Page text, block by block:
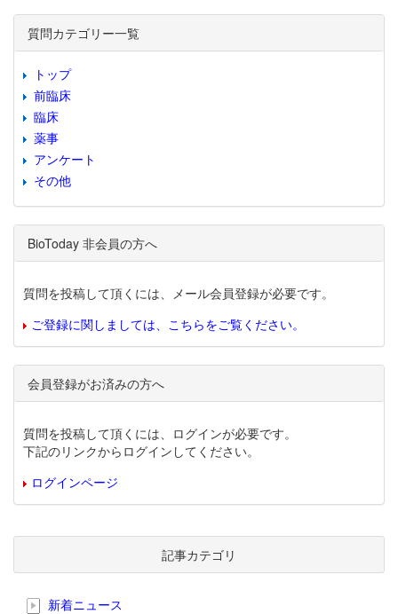
質問カテゴリー一覧
トップ
前臨床
臨床
薬事
アンケート
その他
BioToday 非会員の方へ
質問を投稿して頂くには、メール会員登録が必要です。
ご登録に関しましては、こちらをご覧ください。
会員登録がお済みの方へ
質問を投稿して頂くには、ログインが必要です。
下記のリンクからログインしてください。
ログインページ
記事カテゴリ
新着ニュース